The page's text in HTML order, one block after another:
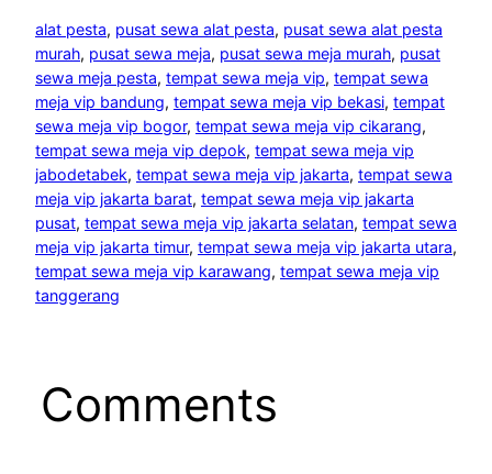
alat pesta, pusat sewa alat pesta, pusat sewa alat pesta
murah, pusat sewa meja, pusat sewa meja murah, pusat
sewa meja pesta, tempat sewa meja vip, tempat sewa
meja vip bandung, tempat sewa meja vip bekasi, tempat
sewa meja vip bogor, tempat sewa meja vip cikarang
tempat sewa meja vip depok, tempat sewa meja vip
jabodetabek, tempat sewa meja vip jakarta, tempat sewa
meja vip jakarta barat, tempat sewa meja vip jakarta
pusat, tempat sewa meja vip jakarta selatan, tempat sewa
meja vip jakarta timur, tempat sewa meja vip jakarta utara
tempat sewa meja vip karawang, tempat sewa meja vip
tanggerang
Comments